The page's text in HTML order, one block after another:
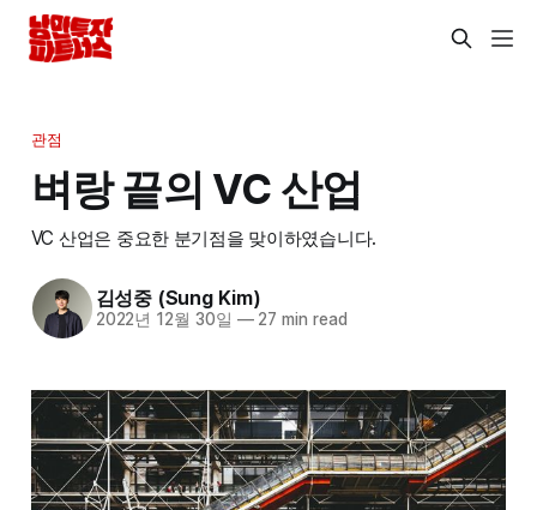
관점
벼랑 끝의 VC 산업
VC 산업은 중요한 분기점을 맞이하였습니다.
김성중 (Sung Kim)
2022년 12월 30일 —27 min read